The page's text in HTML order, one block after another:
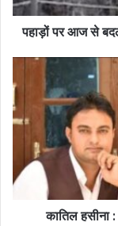
पहाड़ों पर आज से
कातिल हसीना